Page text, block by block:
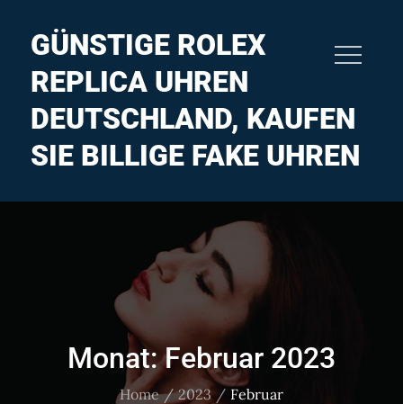
GÜNSTIGE ROLEX
REPLICA UHREN
DEUTSCHLAND, KAUFEN
SIE BILLIGE FAKE UHREN
Monat:Februar 2023
Home 2023 Februar